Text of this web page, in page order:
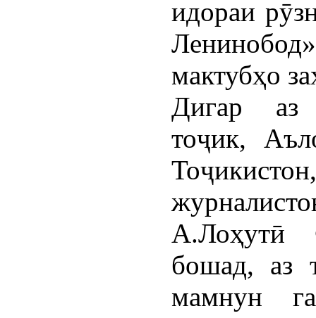
идораи
мактубҳо
Дигар аз
тоҷик,
А.Лоҳутӣ
бошад, аз
мамнун